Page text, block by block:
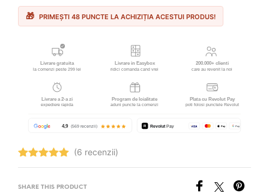
PRIMEȘTI 48 PUNCTE LA ACHIZIȚIA ACESTUI PRODUS!
Evaluat la
din 5
(6 recenzii)
SHARE THIS PRODUCT